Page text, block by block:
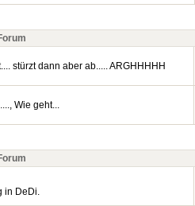
stürzt dann aber ab..... ARGHHHHH
Wie geht...
in DeDi.